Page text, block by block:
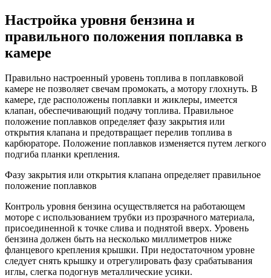
Настройка уровня бензина и
правильного положения поплавка в
камере
Правильно настроенный уровень топлива в поплавковой
камере не позволяет свечам промокать, а мотору глохнуть. В
камере, где расположены поплавки и жиклеры, имеется
клапан, обеспечивающий подачу топлива. Правильное
положение поплавков определяет фазу закрытия или
открытия клапана и предотвращает перелив топлива в
карбюраторе. Положение поплавков изменяется путем легкого
подгиба планки крепления.
Фазу закрытия или открытия клапана определяет правильное
положение поплавков
Контроль уровня бензина осуществляется на работающем
моторе с использованием трубки из прозрачного материала,
присоединенной к точке слива и поднятой вверх. Уровень
бензина должен быть на несколько миллиметров ниже
фланцевого крепления крышки. При недостаточном уровне
следует снять крышку и отрегулировать фазу срабатывания
иглы, слегка подогнув металлические усики.